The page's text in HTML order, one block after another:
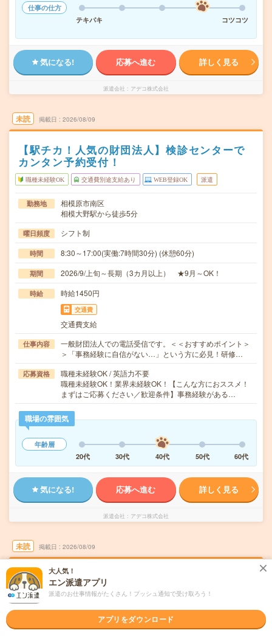
仕事の仕方
テキパキ
コツコツ
気になる! 応募へ進む 詳しく見る
派遣会社 アデコ株式会社
未読 掲載日 2026/08/09
【駅チカ！人気の財団法人】検診センターで
カンタン予約受付！
職種未経験OK 交通費別途支給あり WEB登録OK 派遣
勤務地
相模原市南区
相模大野駅から徒歩5分
曜日頻度 シフト制
時間 8:30～17:00(実働:7時間30分) (休憩60分)
期間 2026/9/上旬～長期（3カ月以上） ★9月～OK！
時給 時給1450円
交通費
交通費支給
仕事内容
一般財団法人での電話受信です。＜＜おすすめポイント＞
＞「事務経験に自信がない…」という方に必見！研修…
応募資格
職種未経験OK / 英語力不要
職種未経験OK！業界未経験OK！【こんな方におススメ！
まずはご応募ください／歓迎条件】事務経験がある…
職場の雰囲気
年齢層
20代
30代 40代 50代 60代
気になる! 応募へ進む 詳しく見る
派遣会社 アデコ株式会社
未読 掲載日 2026/08/09
高1750円！事務アシスタント！在宅あり週1
～2日！横浜エリア
WEB登録OK 派遣
大人気！
エン派遣アプリ
派遣のお仕事情報がたくさん！プッシュ通知で受け取ろう！
アプリをダウンロード